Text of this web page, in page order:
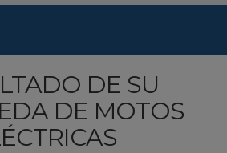
DE SU
DE MOTOS